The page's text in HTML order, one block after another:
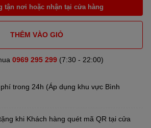
tận nơi hoặc nhận tại cửa hàng
THÊM VÀO GIỎ
0969 295 299(7:30 - 22:00)
trong 24h (Áp dụng khu vực Bình
khi Khách hàng quét mã QR tại cửa